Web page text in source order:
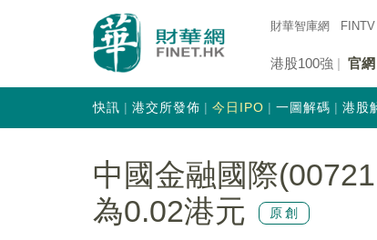
財華智庫網 FINTV
港股100強 官網
快訊 港交所發佈 今日IPO 一圖解碼 港股
中國金融國際
為0.02港元
原創